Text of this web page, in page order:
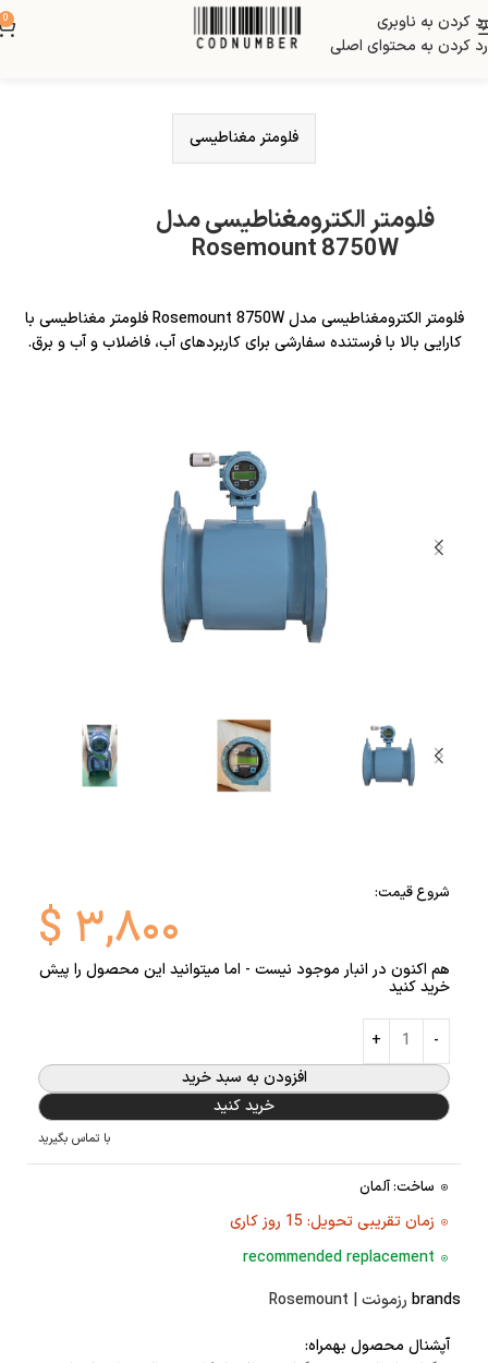
رد کردن به ناوبری
رد کردن به محتوای اصلی
0
فلومتر مغناطیسی
فلومتر الکترومغناطیسی مدل
Rosemount 8750W
فلومتر الکترومغناطیسی مدل Rosemount 8750W فلومتر مغناطیسی با
کارایی بالا با فرستنده سفارشی برای کاربردهای آب، فاضلاب و آب و برق.
شروع قیمت:
$ ۳,۸۰۰
هم اکنون در انبار موجود نیست - اما میتوانید این محصول را پیش
خرید کنید
افزودن به سبد خرید
خرید کنید
با تماس بگیرید
ساخت: آلمان
زمان تقریبی تحویل: 15 روز کاری
recommended replacement
brands رزمونت | Rosemount
آپشنال محصول بهمراه: